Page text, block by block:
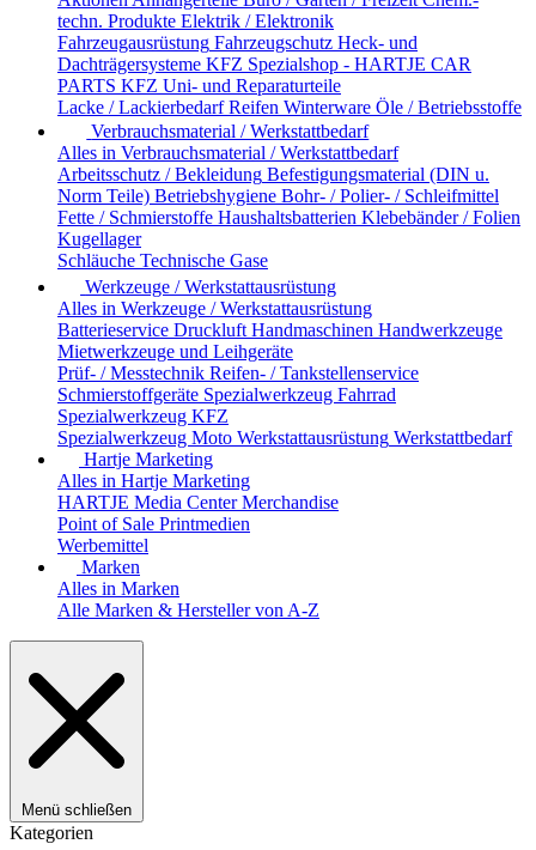
techn. Produkte Elektrik / Elektronik
Fahrzeugausrüstung Fahrzeugschutz Heck- und
Dachträgersysteme KFZ Spezialshop - HARTJE CAR
PARTS KFZ Uni- und Reparaturteile
Lacke / Lackierbedarf Reifen Winterware Öle / Betriebsstoffe
Verbrauchsmaterial / Werkstattbedarf
Alles in Verbrauchsmaterial / Werkstattbedarf
Arbeitsschutz / Bekleidung Befestigungsmaterial (DIN u.
Norm Teile) Betriebshygiene Bohr- / Polier- / Schleifmittel
Fette / Schmierstoffe Haushaltsbatterien Klebebänder / Folien
Kugellager
Schläuche Technische Gase
Werkzeuge / Werkstattausrüstung
Alles in Werkzeuge / Werkstattausrüstung
Batterieservice Druckluft Handmaschinen Handwerkzeuge
Mietwerkzeuge und Leihgeräte
Prüf- / Messtechnik Reifen- / Tankstellenservice
Schmierstoffgeräte Spezialwerkzeug Fahrrad
Spezialwerkzeug KFZ
Spezialwerkzeug Moto Werkstattausrüstung Werkstattbedarf
Hartje Marketing
Alles in Hartje Marketing
HARTJE Media Center Merchandise
Point of Sale Printmedien
Werbemittel
Marken
Alles in Marken
Alle Marken & Hersteller von A-Z
Menü schließen
Kategorien